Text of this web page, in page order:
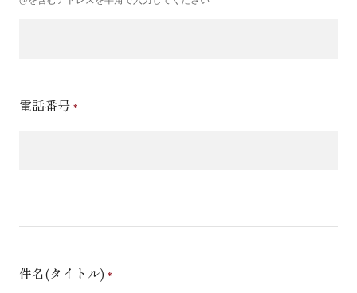
電話番号
件名(タイトル)